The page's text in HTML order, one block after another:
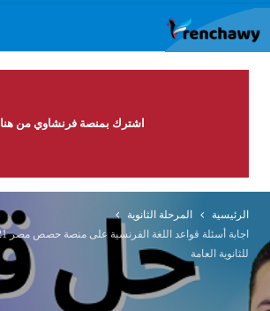
اشترك بمنصة فرنشاوي من هنا
الرئيسية
المرحلة الثانوية
للثانوية العامة